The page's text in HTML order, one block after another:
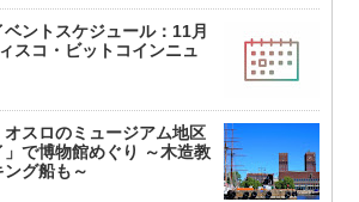
ントスケジュール：11月
スコ・ビットコインニュ
オスロのミュージアム地区
」で博物館めぐり ～木造教
グ船も～